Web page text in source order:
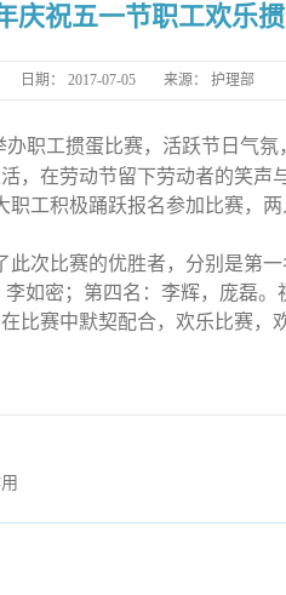
庆祝五一节职工欢乐
日期： 2017-07-05 来源： 护理部
职工掼蛋比赛，活跃节日气
，在劳动节留下劳动者的笑声
职工积极踊跃报名参加比赛，
此次比赛的优胜者，分别是第
如密；第四名：李辉，庞磊
比赛中默契配合，欢乐比赛，